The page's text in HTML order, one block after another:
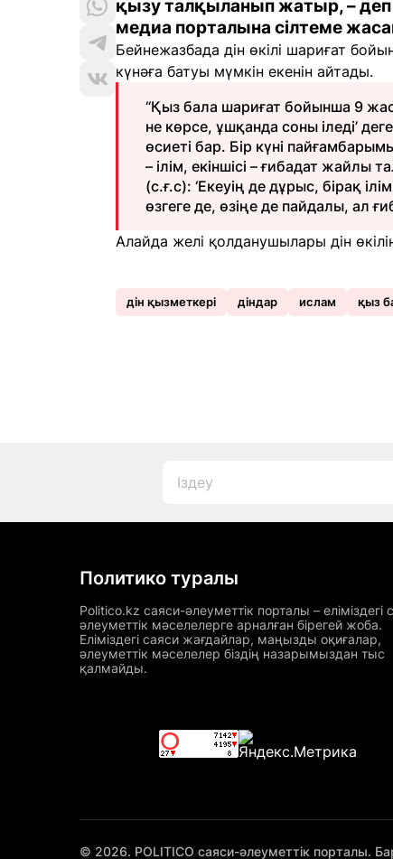
қызу талқыланып жатыр, –
медиа порталына сілтеме
Бейнежазбада дін өкілі шариғат
күнәға батуы мүмкін екенін айтады.
“Қыз бала шариғат бойынша 9
не көрсе, ұшқанда соны іледі’
өсиеті бар. Бір күні
– ілім, екіншісі – ғибадат
(с.ғ.с): ‘Екеуің де дұрыс, бірақ
өзгеге де, өзіңе де пайдалы, ал
Алайда желі қолданушылары дін
дін қызметкері діндар ислам қыз
Политико туралы
Politico.kz саяси-әлеуметтік порталы – еліміздегі
әлеуметтік мәселелерге арналған бірегей жоба.
Еліміздегі саяси жағдайлар, маңызды оқиғалар,
әлеуметтік мәселелер біздің назарымыздан тыс
қалмайды.
© 2026. POLITICO саяси-әлеуметтік порталы.